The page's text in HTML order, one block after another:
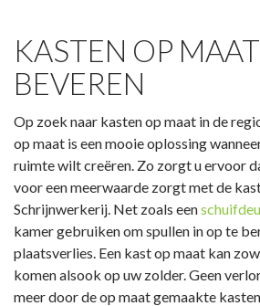
KASTEN OP
BEVEREN
Op zoek naar kasten op maat in de
op maat is een mooie oplossing
ruimte wilt creëren. Zo zorgt u ervoor
voor een meerwaarde zorgt met de
Schrijnwerkerij. Net zoals een
kamer gebruiken om spullen in op te
plaatsverlies. Een kast op maat kan
komen alsook op uw zolder. Geen
meer door de op maat gemaakte